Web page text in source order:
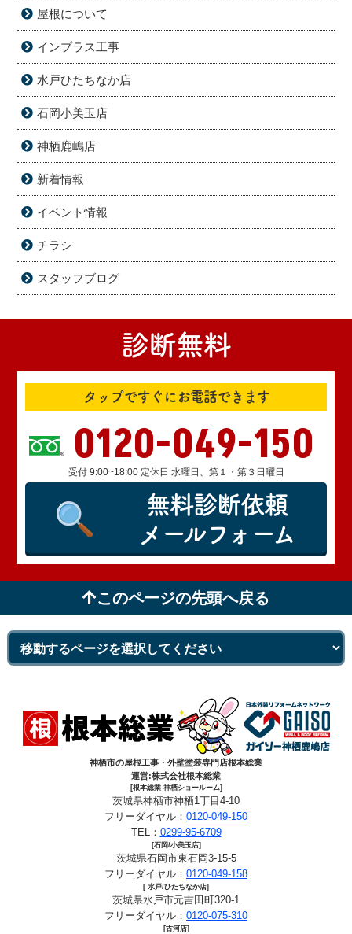
屋根について
インプラス工事
水戸ひたちなか店
石岡小美玉店
神栖鹿嶋店
新着情報
イベント情報
チラシ
スタッフブログ
診断無料
タップですぐにお電話できます
0120-049-150
受付 9:00~18:00 定休日 水曜日、第１・第３日曜日
無料診断依頼
メールフォーム
このページの先頭へ戻る
神栖市の屋根工事・外壁塗装専門店根本総業
運営:株式会社根本総業
[根本総業 神栖ショールーム]
茨城県神栖市神栖1丁目4-10
フリーダイヤル： 0120-049-150
TEL： 0299-95-6709
[石岡/小美玉店]
茨城県石岡市東石岡3-15-5
フリーダイヤル： 0120-049-158
[ 水戸/ひたちなか店]
茨城県水戸市元吉田町320-1
フリーダイヤル： 0120-075-310
[古河店]